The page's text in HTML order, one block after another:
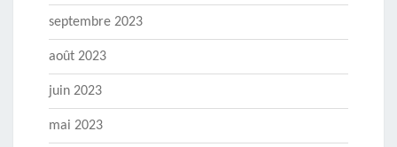
septembre 2023
août 2023
juin 2023
mai 2023